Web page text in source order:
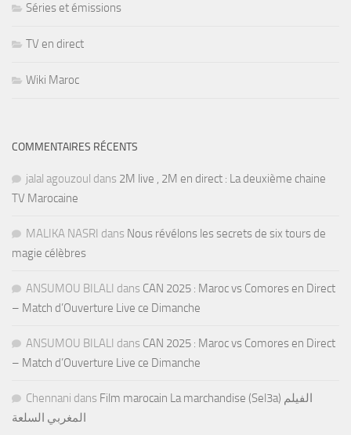
Séries et émissions
TV en direct
Wiki Maroc
COMMENTAIRES RÉCENTS
jalal agouzoul dans 2M live , 2M en direct : La deuxième chaine
TV Marocaine
MALIKA NASRI dans Nous révélons les secrets de six tours de
magie célèbres
ANSUMOU BILALI dans CAN 2025 : Maroc vs Comores en Direct
– Match d’Ouverture Live ce Dimanche
ANSUMOU BILALI dans CAN 2025 : Maroc vs Comores en Direct
– Match d’Ouverture Live ce Dimanche
Chennani dans Film marocain La marchandise (Sel3a) الفيلم
المغربي السلعة